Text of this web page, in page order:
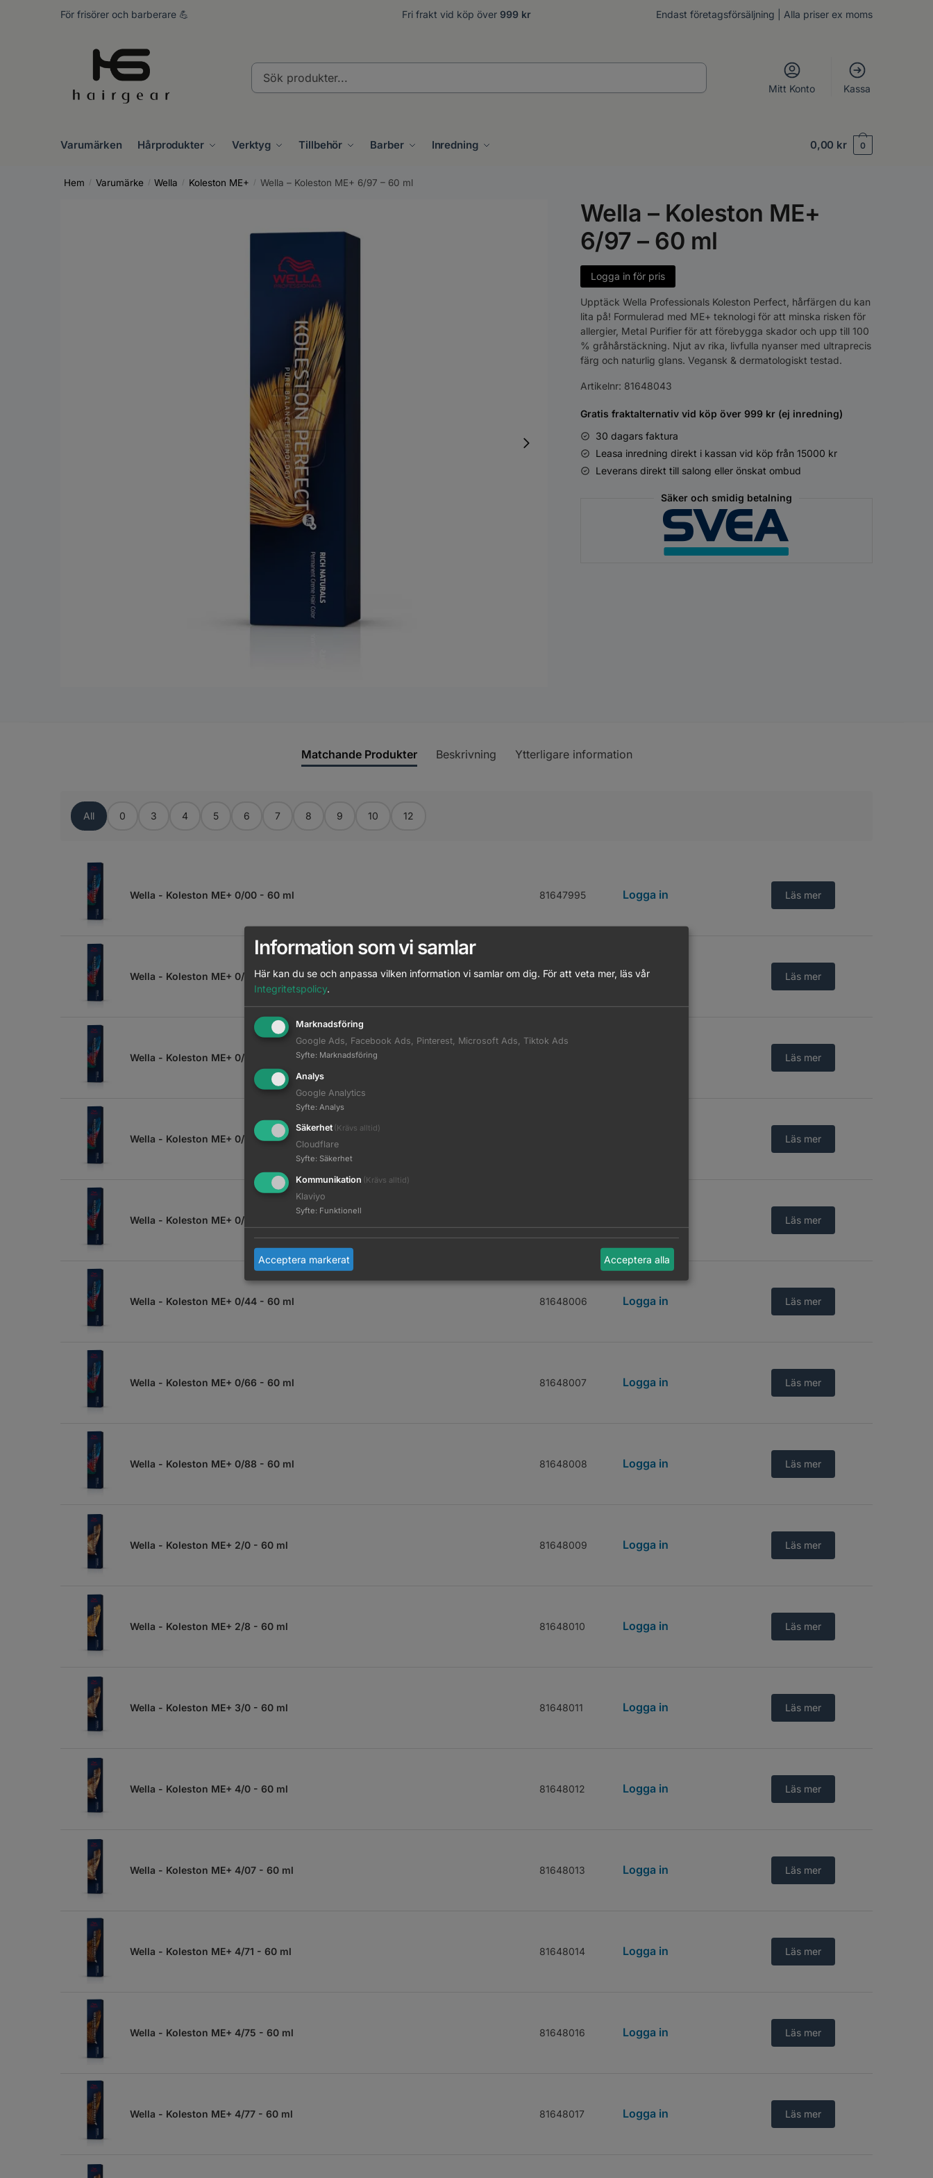
För frisörer och barberare 💪 Fri frakt vid köp över 999 kr Endast företagsförsäljning | Alla priser ex moms
Sök
produkter...
Mitt Konto Kassa
Varumärken Hårprodukter Verktyg Tillbehör Barber Inredning 0,00 kr 0
Hem / Varumärke / Wella / Koleston ME+ / Wella – Koleston ME+ 6/97 – 60 ml
Wella – Koleston ME+
6/97 – 60 ml
Logga in för pris
Upptäck Wella Professionals Koleston Perfect, hårfärgen du kan
lita på! Formulerad med ME+ teknologi för att minska risken för
allergier, Metal Purifier för att förebygga skador och upp till 100
% gråhårstäckning. Njut av rika, livfulla nyanser med ultraprecis
färg och naturlig glans. Vegansk & dermatologiskt testad.
Artikelnr: 81648043
Gratis fraktalternativ vid köp över 999 kr (ej inredning)
30 dagars faktura
Leasa inredning direkt i kassan vid köp från 15000 kr
Leverans direkt till salong eller önskat ombud
Säker och smidig betalning
Matchande Produkter Beskrivning Ytterligare information
All 0 3 4 5 6 7 8 9 10 12
Wella - Koleston ME+ 0/00 - 60 ml 81647995 Logga in Läs mer
Wella - Koleston ME+ 0/11 - 60 ml 81648002 Logga in Läs mer
Wella - Koleston ME+ 0/28 - 60 ml Läs mer
Wella - Koleston ME+ 0/30 - 60 ml Läs mer
Wella - Koleston ME+ 0/33 - 60 ml Läs mer
Wella - Koleston ME+ 0/44 - 60 ml 81648006 Logga in Läs mer
Wella - Koleston ME+ 0/66 - 60 ml 81648007 Logga in Läs mer
Wella - Koleston ME+ 0/88 - 60 ml 81648008 Logga in Läs mer
Wella - Koleston ME+ 2/0 - 60 ml 81648009 Logga in Läs mer
Wella - Koleston ME+ 2/8 - 60 ml 81648010 Logga in Läs mer
Wella - Koleston ME+ 3/0 - 60 ml 81648011 Logga in Läs mer
Wella - Koleston ME+ 4/0 - 60 ml 81648012 Logga in Läs mer
Wella - Koleston ME+ 4/07 - 60 ml 81648013 Logga in Läs mer
Wella - Koleston ME+ 4/71 - 60 ml 81648014 Logga in Läs mer
Wella - Koleston ME+ 4/75 - 60 ml 81648016 Logga in Läs mer
Wella - Koleston ME+ 4/77 - 60 ml 81648017 Logga in Läs mer
Information som vi samlar
Här kan du se och anpassa vilken information vi samlar om dig. För att veta mer, läs vår
Integritetspolicy.
Marknadsföring
Google Ads, Facebook Ads, Pinterest, Microsoft Ads, Tiktok Ads
Syfte: Marknadsföring
Analys
Google Analytics
Syfte: Analys
Säkerhet (Krävs alltid)
Cloudflare
Syfte: Säkerhet
Kommunikation (Krävs alltid)
Klaviyo
Syfte: Funktionell
Acceptera markerat Acceptera alla